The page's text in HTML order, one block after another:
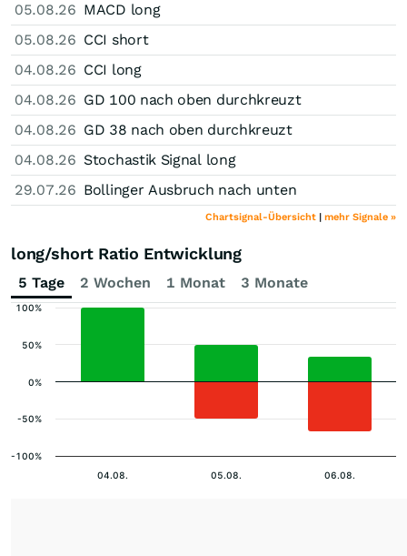
05.08.26 MACD long
05.08.26 CCI short
04.08.26 CCI long
04.08.26 GD 100 nach oben durchkreuzt
04.08.26 GD 38 nach oben durchkreuzt
04.08.26 Stochastik Signal long
29.07.26 Bollinger Ausbruch nach unten
Chartsignal-Übersicht | mehr Signale »
long/short Ratio Entwicklung
5 Tage 2 Wochen 1 Monat 3 Monate
04.08. 05.08. 06.08.
-100%
-50%
0%
50%
100%